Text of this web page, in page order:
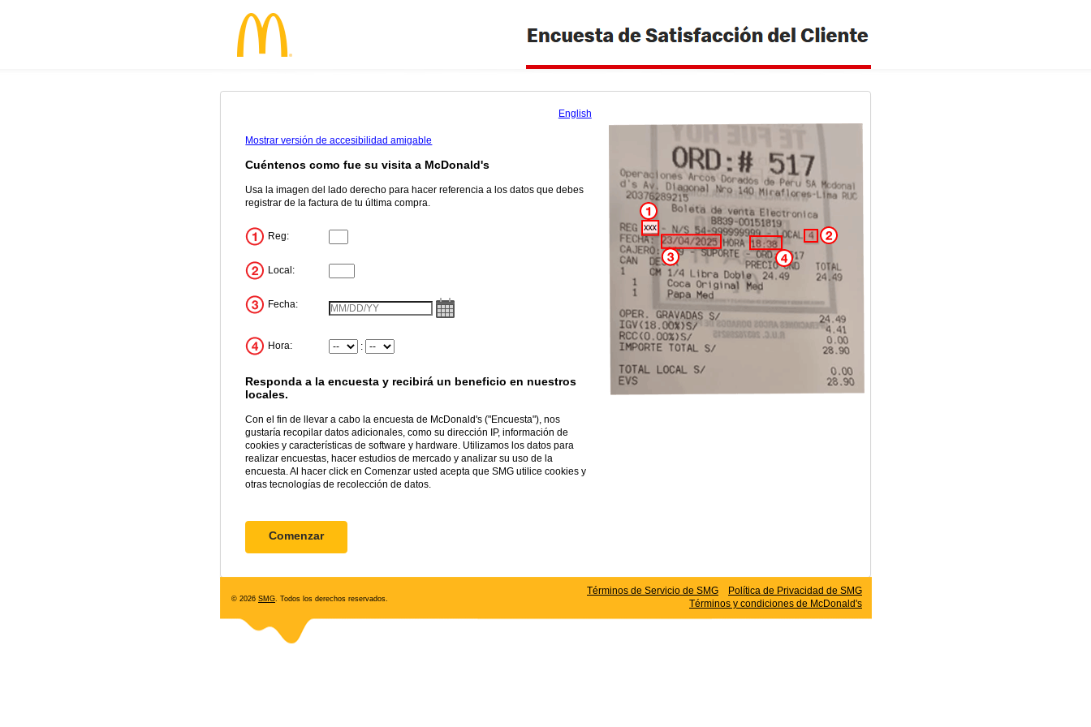
English
Mostrar versión de accesibilidad amigable
Cuéntenos como fue su visita a McDonald's
Usa la imagen del lado derecho para hacer referencia a los datos que debes
registrar de la factura de tu última compra.
Reg:
Local:
Fecha: VisitDate
Hora: Hora
:
Responda a la encuesta y recibirá un beneficio en nuestros
locales.
Con el fin de llevar a cabo la encuesta de McDonald's ("Encuesta"), nos
gustaría recopilar datos adicionales, como su dirección IP, información de
cookies y características de software y hardware. Utilizamos los datos para
realizar encuestas, hacer estudios de mercado y analizar su uso de la
encuesta. Al hacer click en Comenzar usted acepta que SMG utilice cookies y
otras tecnologías de recolección de datos.
Política de Privacidad de SMG
Términos de Servicio de SMG
Términos y condiciones de McDonald's
© 2026 SMG . Todos los derechos reservados.